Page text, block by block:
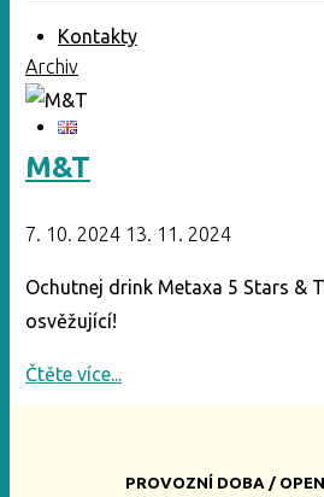
Kontakty
Archiv
M&T
7. 10. 2024 13. 11. 2024
Ochutnej drink Metaxa 5 Stars &
osvěžující!
Čtěte více...
PROVOZNÍ DOBA /